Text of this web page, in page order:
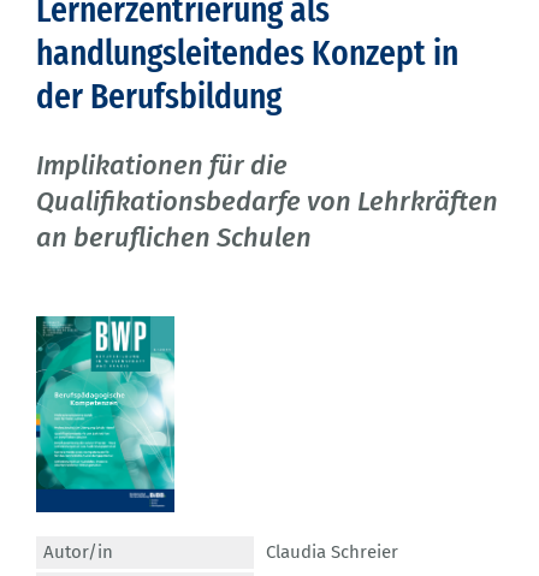
Lernerzentrierung als
handlungsleitendes Konzept in
der Berufsbildung
Implikationen für die
Qualifikationsbedarfe von Lehrkräften
an beruflichen Schulen
Autor/in
Claudia Schreier